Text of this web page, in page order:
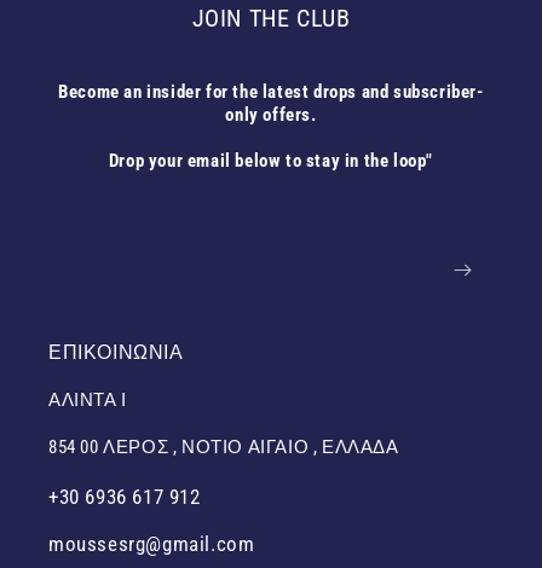
JOIN THE CLUB
Become an insider for the latest drops and subscriber-
only offers.
Drop your email below to stay in the loop"
ΕΠΙΚΟΙΝΩΝΙΑ
ΑΛΙΝΤΑ Ι
854 00 ΛΕΡΟΣ , ΝΟΤΙΟ ΑΙΓΑΙΟ , ΕΛΛΑΔΑ
+30 6936 617 912
moussesrg@gmail.com